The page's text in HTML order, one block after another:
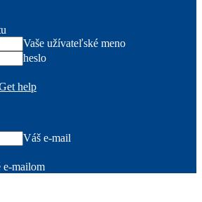
Vaše užívateľské meno
heslo
help
Váš e-mail
e-mailom